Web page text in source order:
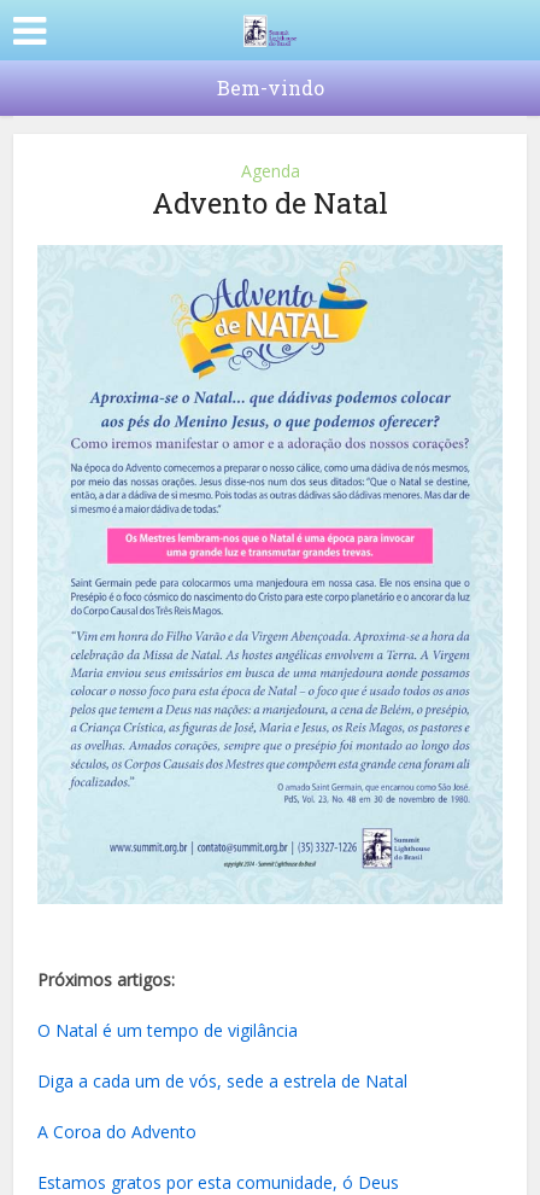
Bem-vindo
Agenda
Advento de Natal
Próximos artigos:
O Natal é um tempo de vigilância
Diga a cada um de vós, sede a estrela de Natal
A Coroa do Advento
Estamos gratos por esta comunidade, ó Deus